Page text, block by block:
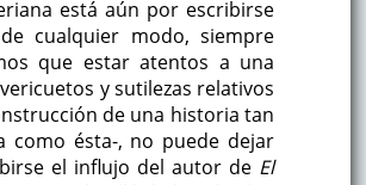
está aún por escribirse
cualquier modo, siempre
que estar atentos a una
y sutilezas relativos
de una historia tan
como ésta-, no puede dejar
el influjo del autor de El